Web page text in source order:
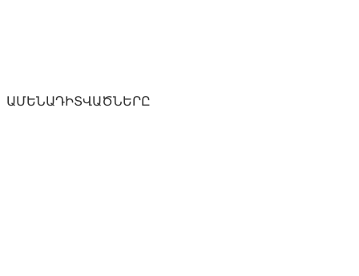
ԱՄԵՆԱԴԻՏՎԱԾՆԵՐԸ